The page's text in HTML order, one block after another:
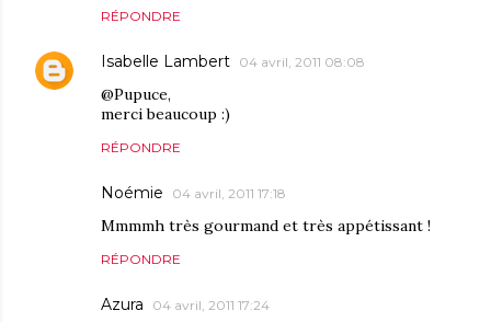
RÉPONDRE
Isabelle Lambert 04 avril, 2011 08:08
@Pupuce,
merci beaucoup :)
RÉPONDRE
Noémie 04 avril, 2011 17:18
Mmmmh très gourmand et très appétissant !
RÉPONDRE
Azura 04 avril, 2011 17:24